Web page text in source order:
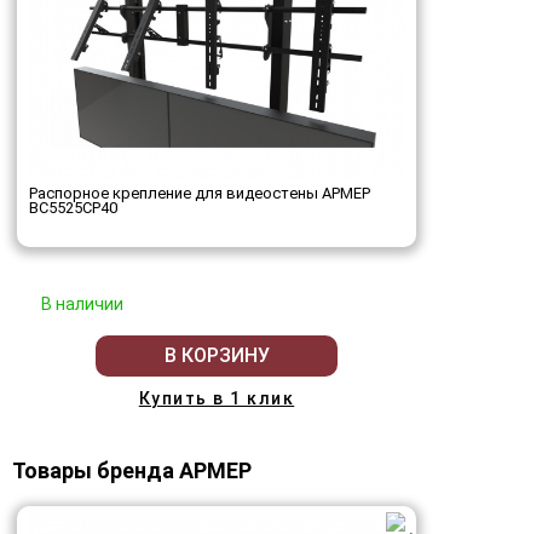
Распорное крепление для видеостены АРМЕР
ВС5525СР40
В наличии
В КОРЗИНУ
Купить в 1 клик
Товары бренда АРМЕР